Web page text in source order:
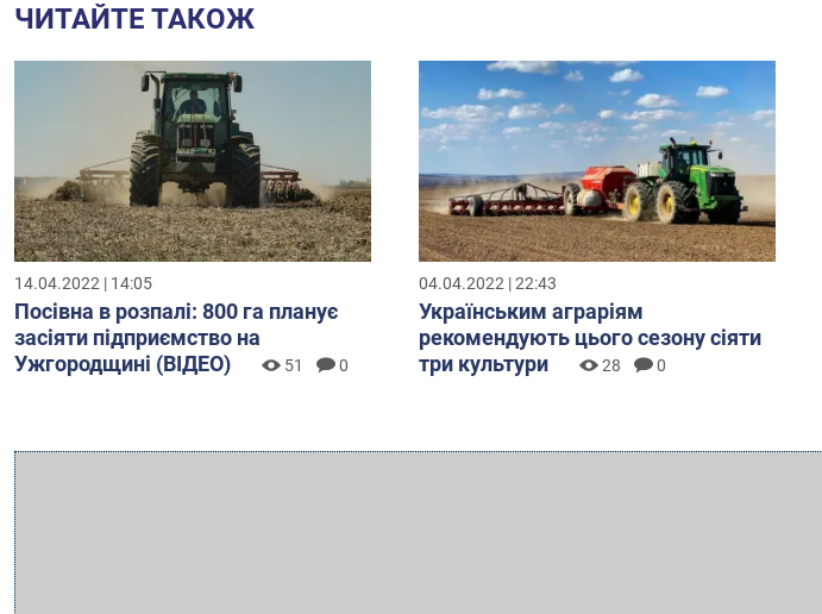
ЧИТАЙТЕ ТАКОЖ
14.04.2022 | 14:05
Посівна в розпалі: 800 га планує
засіяти підприємство на
Ужгородщині (ВІДЕО)
51 0
04.04.2022 | 22:43
Українським аграріям
рекомендують цього сезону сіяти
три культури
28 0